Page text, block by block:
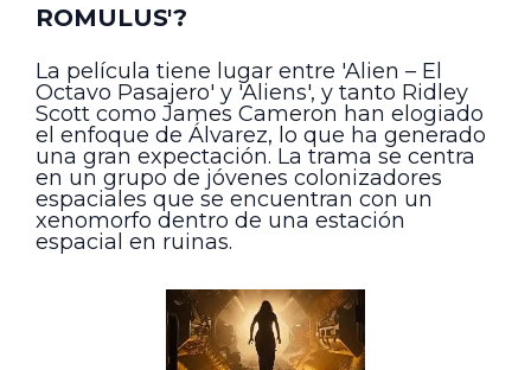
ROMULUS'?
La película tiene lugar entre 'Alien – El
Octavo Pasajero' y 'Aliens', y tanto Ridley
Scott como James Cameron han elogiado
el enfoque de Álvarez, lo que ha generado
una gran expectación. La trama se centra
en un grupo de jóvenes colonizadores
espaciales que se encuentran con un
xenomorfo dentro de una estación
espacial en ruinas.